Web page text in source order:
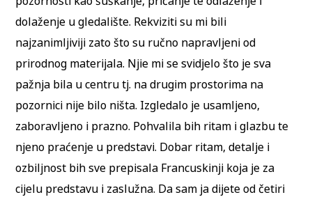
dolaženje u gledalište. Rekviziti su mi bili
najzanimljiviji zato što su ručno napravljeni od
prirodnog materijala. Njie mi se svidjelo što je sva
pažnja bila u centru tj. na drugim prostorima na
pozornici nije bilo ništa. Izgledalo je usamljeno,
zaboravljeno i prazno. Pohvalila bih ritam i glazbu te
njeno praćenje u predstavi. Dobar ritam, detalje i
ozbiljnost bih sve prepisala Francuskinji koja je za
cijelu predstavu i zaslužna. Da sam ja dijete od četiri